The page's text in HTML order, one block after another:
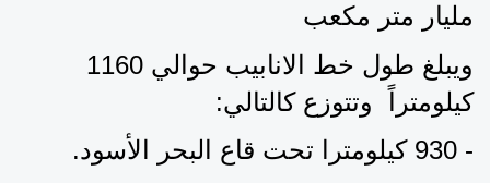
مليار متر مكعب
كيلومتراً  وتتوزع كالتالي:
- 930 كيلومترا تحت قاع البحر الأسود.